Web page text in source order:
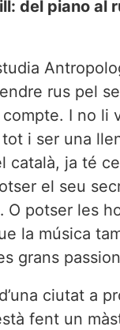
del piano al
rus pel
I no li
i ser una
català, ja té
el seu
O potser les
la música
grans
ciutat a
fent un